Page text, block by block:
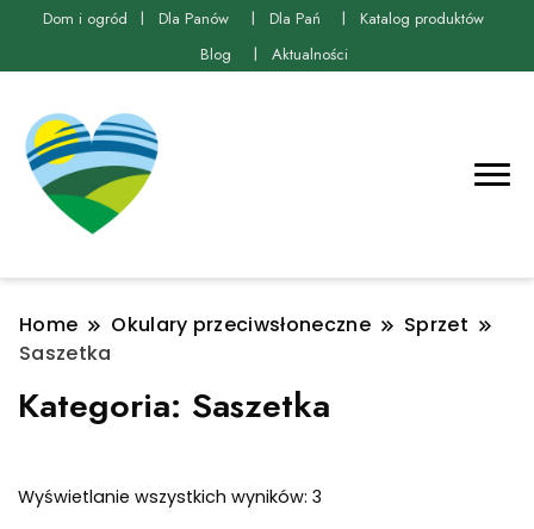
Dom i ogród Dla Panów Dla Pań
Katalog produktów
Blog
Aktualności
Home Okulary przeciwsłoneczne
Sprzet
Saszetka
Kategoria: Saszetka
Wyświetlanie wszystkich wyników: 3